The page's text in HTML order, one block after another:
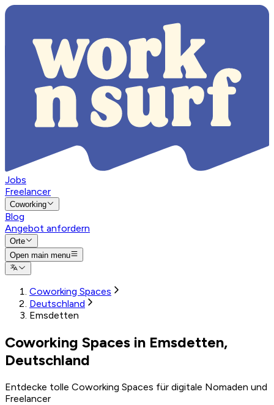
Jobs
Freelancer
Coworking
Blog
Angebot anfordern
Orte
Open main menu
Coworking Spaces
Deutschland
Emsdetten
Coworking Spaces in Emsdetten,
Deutschland
Entdecke tolle Coworking Spaces für digitale Nomaden und
Freelancer